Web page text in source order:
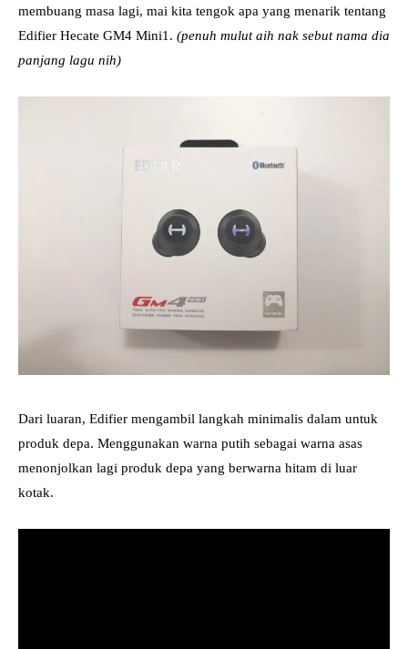
membuang masa lagi, mai kita tengok apa yang menarik tentang
Edifier Hecate GM4 Mini1. (penuh mulut aih nak sebut nama dia
panjang lagu nih)
Dari luaran, Edifier mengambil langkah minimalis dalam untuk
produk depa. Menggunakan warna putih sebagai warna asas
menonjolkan lagi produk depa yang berwarna hitam di luar
kotak.